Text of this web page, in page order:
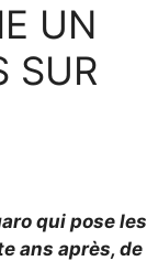
UN
SUR
qui pose les
ans après, de